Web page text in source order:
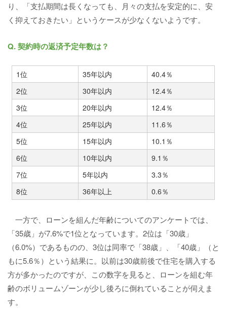
り、「支払期間は長くなっても、月々の支払を安定的に、安
く抑えておきたい」というケースが少なくないようです。
Q. 契約時の返済予定年数は？
1位 35年以内
40.4％
2位
30年以内
12.4％
3位
20年以内
12.4％
4位
25年以内
11.6％
5位
15年以内
10.1％
6位
10年以内
9.1％
7位
5年以内
3.3％
8位
36年以上 0.6％
一方で、ローンを組んだ年齢についてのアンケートでは、
「35歳」が7.6%で1位となっています。2位は「30歳」
（6.0%）であるものの、3位は同率で「38歳」、「40歳」（と
もに5.6％）という結果に。以前は30歳前後で住宅を購入する
方が多かったのですが、この数字を見ると、ローンを組む年
齢のボリュームゾーンが少し後ろに倒れていることが伺えま
す。